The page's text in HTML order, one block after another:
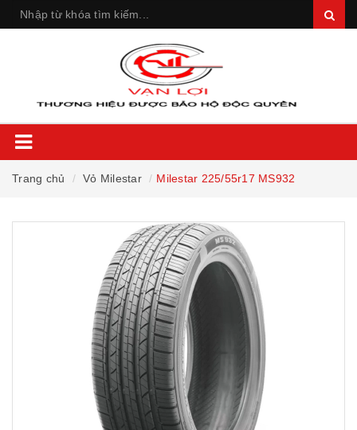
Trang chủ Vỏ Milestar Milestar 225/55r17 MS932